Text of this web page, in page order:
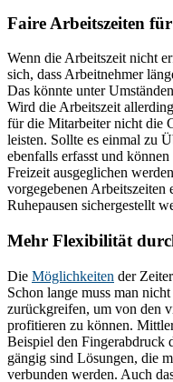
Faire Arbeitszeiten
Wenn die Arbeitszeit nicht
sich, dass Arbeitnehmer
Das könnte unter
Wird die Arbeitszeit
für die Mitarbeiter nicht die
leisten. Sollte es einmal zu
ebenfalls erfasst und
Freizeit ausgeglichen
vorgegebenen Arbeitszeiten
Ruhepausen sichergestellt
Mehr Flexibilität
Die Möglichkeiten der
Schon lange muss man
zurückgreifen, um von den
profitieren zu können.
Beispiel den Fingerabdruck
gängig sind Lösungen, die
verbunden werden. Auch